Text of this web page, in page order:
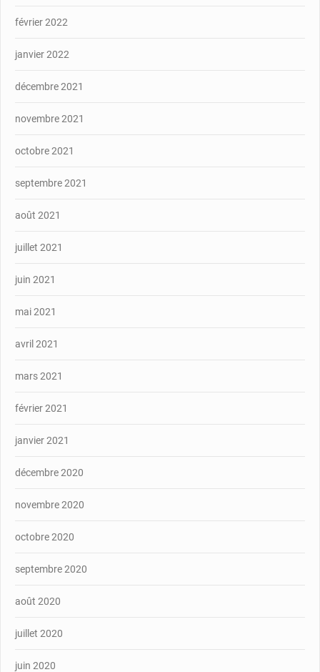
février 2022
janvier 2022
décembre 2021
novembre 2021
octobre 2021
septembre 2021
août 2021
juillet 2021
juin 2021
mai 2021
avril 2021
mars 2021
février 2021
janvier 2021
décembre 2020
novembre 2020
octobre 2020
septembre 2020
août 2020
juillet 2020
juin 2020